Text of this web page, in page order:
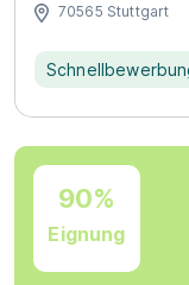
70565 Stuttgart
90%
Eignung